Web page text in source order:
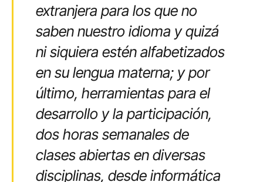
extranjera para los que no
saben nuestro idioma y quizá
ni siquiera estén alfabetizados
en su lengua materna; y por
último, herramientas para el
desarrollo y la participación,
dos horas semanales de
clases abiertas en diversas
disciplinas, desde informática